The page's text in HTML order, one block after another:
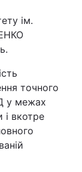
ім.
точного
у межах
вкотре